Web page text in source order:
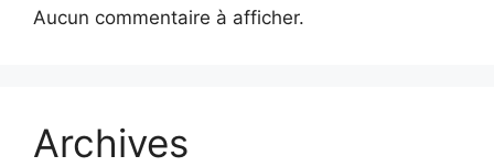
Aucun commentaire à afficher.
Archives